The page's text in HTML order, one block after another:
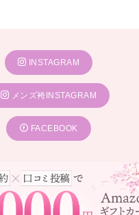
INSTAGRAM
メンズ袴INSTAGRAM
FACEBOOK